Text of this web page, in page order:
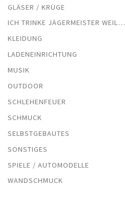
GLÄSER / KRÜGE
ICH TRINKE JÄGERMEISTER WEIL…
KLEIDUNG
LADENEINRICHTUNG
MUSIK
OUTDOOR
SCHLEHENFEUER
SCHMUCK
SELBSTGEBAUTES
SONSTIGES
SPIELE / AUTOMODELLE
WANDSCHMUCK